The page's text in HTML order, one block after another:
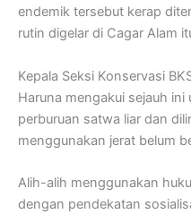
endemik tersebut kerap
rutin digelar di Cagar Alam
Kepala Seksi Konservasi
Haruna mengakui sejauh
perburuan satwa liar dan
menggunakan jerat belum
Alih-alih menggunakan
dengan pendekatan